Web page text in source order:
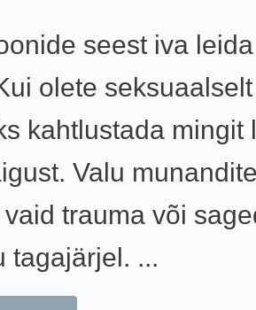
seest iva
olete
kahtlustada mingit
Valu
trauma või
tagajärjel. ...